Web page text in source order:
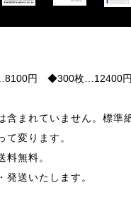
円 ◆300枚…12400
含まれていません。標準
て変ります。
無料。
送いたします。